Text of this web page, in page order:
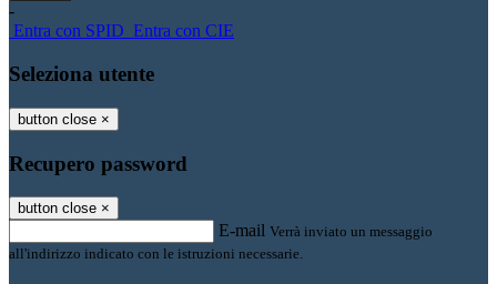
-
Entra con SPID Entra con CIE
Seleziona utente
button close ×
Recupero password
button close ×
E-mail Verrà inviato un messaggio
all'indirizzo indicato con le istruzioni necessarie.